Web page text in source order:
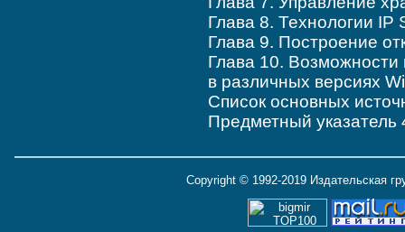
Глава 8. Технологии IP
Глава 9. Построение
Глава 10.
в различных версиях
Список основных
Предметный указатель
Copyright © 1992-2019 Издательская